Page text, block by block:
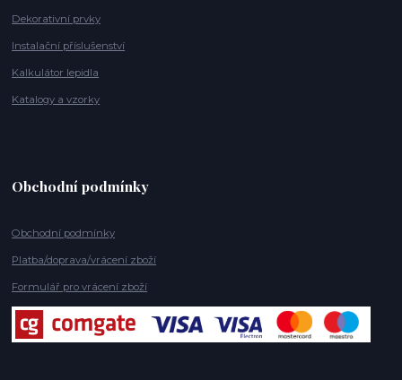
Dekorativní prvky
Instalační příslušenství
Kalkulátor lepidla
Katalogy a vzorky
Obchodní podmínky
Obchodní podmínky
Platba/doprava/vrácení zboží
Formulář pro vrácení zboží